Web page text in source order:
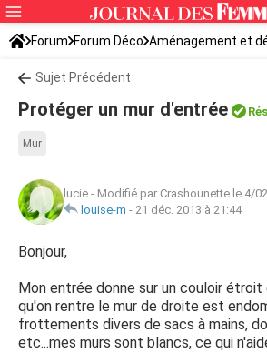
Forum Forum Déco Aménagement et
Idées déco, aménagement
Sujet Précédent
Protéger un mur d'entrée
Mur
lucie - Modifié par Crashounette le 4/
louise-m - 21 déc. 2013 à 21:44
Bonjour,
Mon entrée donne sur un couloir
qu'on rentre le mur de droite est
frottements divers de sacs à mains,
etc...mes murs sont blancs, ce qui